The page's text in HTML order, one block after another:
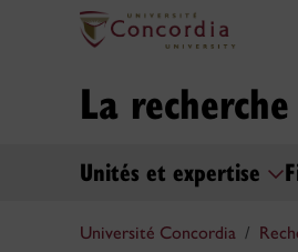
La
Unités et expertise
Université Concordia